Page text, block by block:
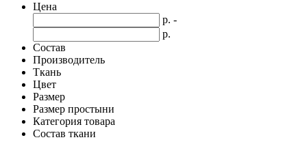
Цена
р. -
р.
Состав
Производитель
Ткань
Цвет
Размер
Размер простыни
Категория товара
Состав ткани